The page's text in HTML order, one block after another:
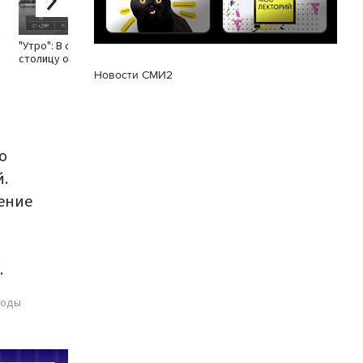
"Утро": В субботу
столицу ожидают грозы
.
Новости СМИ2